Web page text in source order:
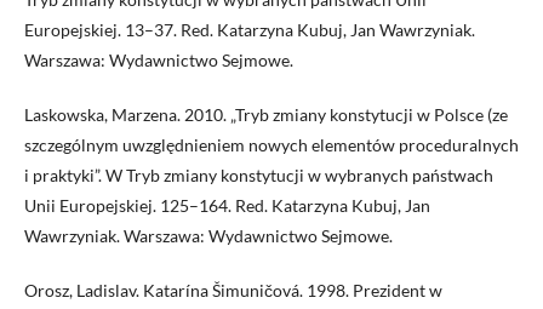
Europejskiej. 13–37. Red. Katarzyna Kubuj, Jan Wawrzyniak.
Warszawa: Wydawnictwo Sejmowe.
Laskowska, Marzena. 2010. „Tryb zmiany konstytucji w Polsce (ze
szczególnym uwzględnieniem nowych elementów proceduralnych
i praktyki”. W Tryb zmiany konstytucji w wybranych państwach
Unii Europejskiej. 125–164. Red. Katarzyna Kubuj, Jan
Wawrzyniak. Warszawa: Wydawnictwo Sejmowe.
Orosz, Ladislav. Katarína Šimuničová. 1998. Prezident w